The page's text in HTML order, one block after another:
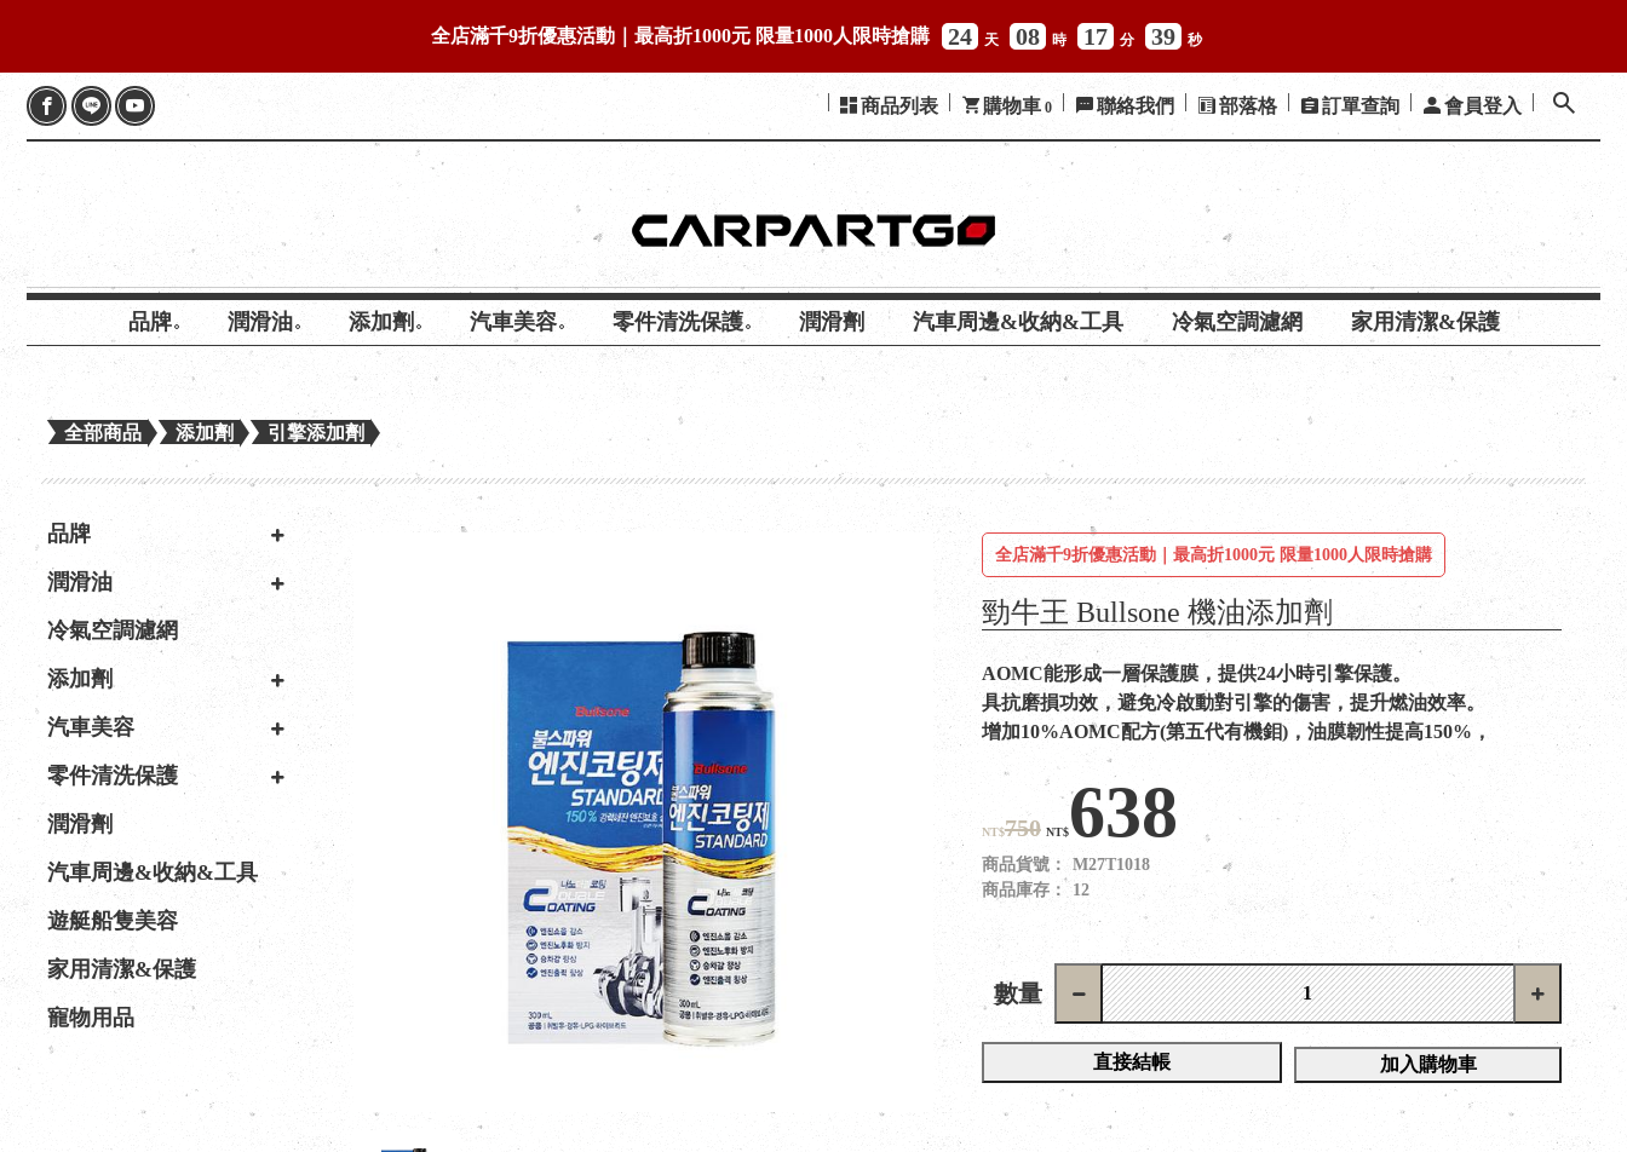
全店滿千9折優惠活動｜最高折1000元 限量1000人限時搶購 24 天 08 時 17 分 37 秒
商品列表 購物車 0 聯絡我們 部落格 訂單查詢 會員登入
品牌 潤滑油 添加劑 汽車美容 零件清洗保護 潤滑劑 汽車周邊&收納&工具 冷氣空調濾網 家用清潔&保護
全部商品 添加劑 引擎添加劑
品牌
潤滑油
冷氣空調濾網
添加劑
汽車美容
零件清洗保護
潤滑劑
汽車周邊&收納&工具
遊艇船隻美容
家用清潔&保護
寵物用品
勁牛王 Bullsone 機油添加劑
全店滿千9折優惠活動｜最高折1000元 限量1000人限時搶購
AOMC能形成一層保護膜，提供24小時引擎保護。
具抗磨損功效，避免冷啟動對引擎的傷害，提升燃油效率。
增加10%AOMC配方(第五代有機鉬)，油膜韌性提高150%，
NT$750 NT$638
商品貨號：
M27T1018
商品庫存：
12
數量
直接結帳 加入購物車